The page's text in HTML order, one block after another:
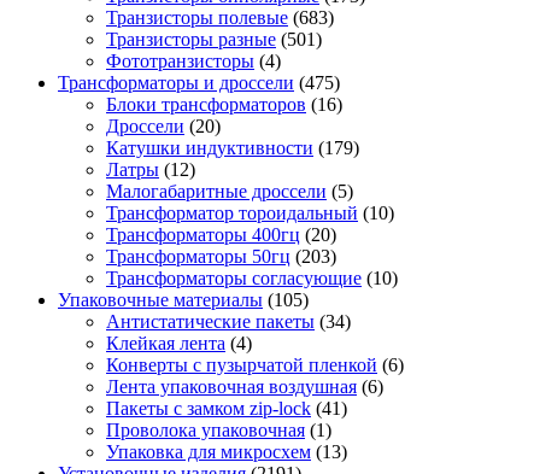
Транзисторы полевые (683)
Транзисторы разные (501)
Фототранзисторы (4)
Трансформаторы и дроссели (475)
Блоки трансформаторов (16)
Дроссели (20)
Катушки индуктивности (179)
Латры (12)
Малогабаритные дроссели (5)
Трансформатор тороидальный (10)
Трансформаторы 400гц (20)
Трансформаторы 50гц (203)
Трансформаторы согласующие (10)
Упаковочные материалы (105)
Антистатические пакеты (34)
Клейкая лента (4)
Конверты с пузырчатой пленкой (6)
Лента упаковочная воздушная (6)
Пакеты с замком zip-lock (41)
Проволока упаковочная (1)
Упаковка для микросхем (13)